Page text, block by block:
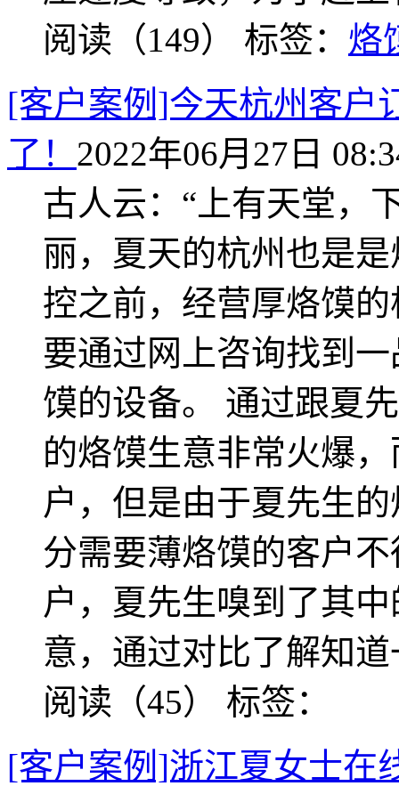
阅读（149） 标签： 烙
[客户案例]今天杭州客户
了！ 2022年06月27日
古人云：“上有天堂，
丽，夏天的杭州也是
控之前，经营厚烙馍
要通过网上咨询找到
馍的设备。 通过跟夏
的烙馍生意非常火爆
户，但是由于夏先生
分需要薄烙馍的客户
户，夏先生嗅到了其
意，通过对比了解知
阅读（45） 标签：
[客户案例]浙江夏女士在